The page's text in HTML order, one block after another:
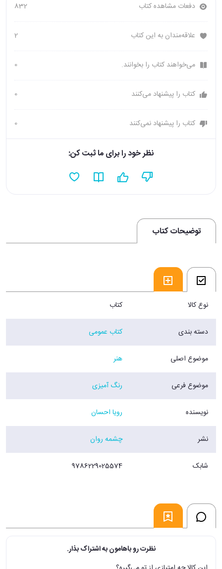
دفعات مشاهده کتاب 832
علاقه‌مندان به این کتاب 2
می‌خواهند کتاب را بخوانند. 0
کتاب را پیشنهاد می‌کنند 0
کتاب را پیشنهاد نمی‌کنند 0
نظر خود را برای ما ثبت کن:
توضیحات کتاب
نوع کالا کتاب
دسته بندی کتاب عمومی
موضوع اصلی هنر
موضوع فرعی رنگ آمیزی
نویسنده رویا احسان
نشر چشمه روان
شابک 9786229025574
نظرت رو باهامون به اشتراک بذار.